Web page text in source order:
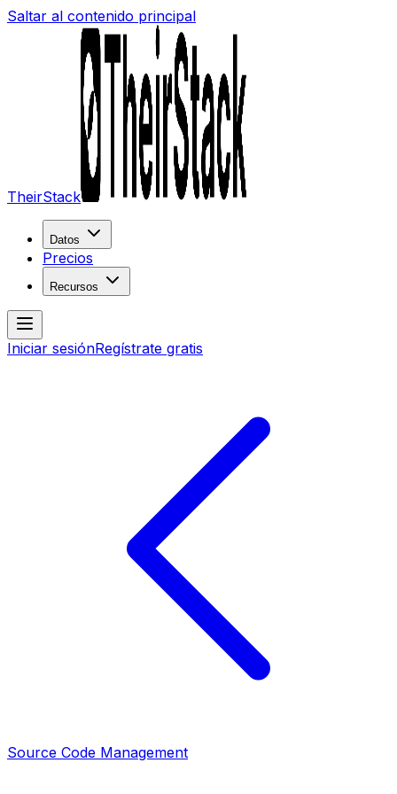
Saltar al contenido principal
TheirStack
Datos
Precios
Recursos
Iniciar sesiónRegístrate gratis
Source Code Management